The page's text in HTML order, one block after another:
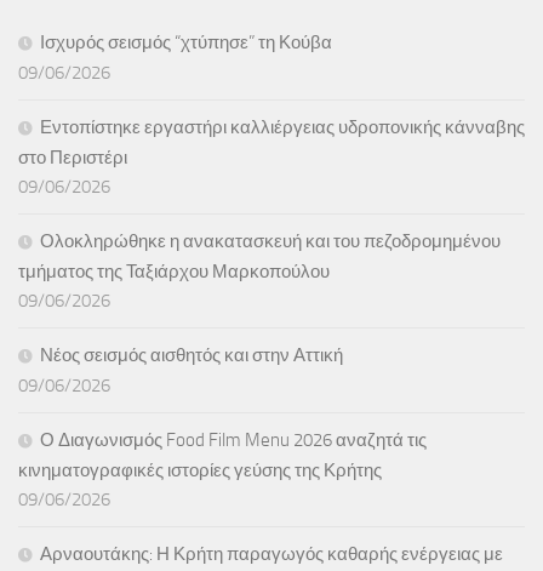
Ισχυρός σεισμός “χτύπησε” τη Κούβα
09/06/2026
Εντοπίστηκε εργαστήρι καλλιέργειας υδροπονικής κάνναβης
στο Περιστέρι
09/06/2026
Ολοκληρώθηκε η ανακατασκευή και του πεζοδρομημένου
τμήματος της Ταξιάρχου Μαρκοπούλου
09/06/2026
Νέος σεισμός αισθητός και στην Αττική
09/06/2026
Ο Διαγωνισμός Food Film Menu 2026 αναζητά τις
κινηματογραφικές ιστορίες γεύσης της Κρήτης
09/06/2026
Αρναουτάκης: Η Κρήτη παραγωγός καθαρής ενέργειας με